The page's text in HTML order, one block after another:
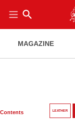
search
MAGAZINE
Contents LEATHER